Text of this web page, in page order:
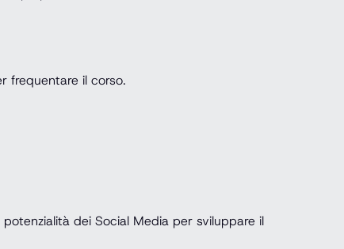
frequentare il corso.
dei Social Media per sviluppare il